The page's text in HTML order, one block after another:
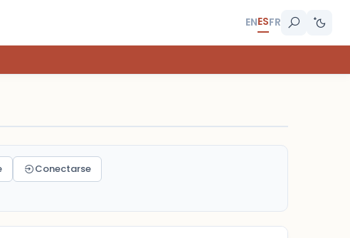
ENESFR
Conectarse